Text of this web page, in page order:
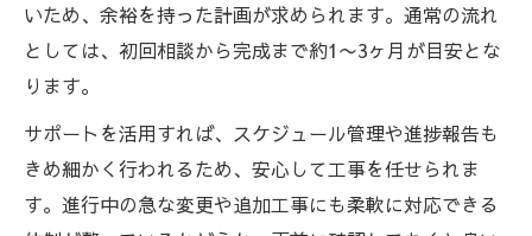
いため、余裕を持った計画が求められます。通常の流れ
としては、初回相談から完成まで約1〜3ヶ月が目安とな
ります。
サポートを活用すれば、スケジュール管理や進捗報告も
きめ細かく行われるため、安心して工事を任せられま
す。進行中の急な変更や追加工事にも柔軟に対応できる